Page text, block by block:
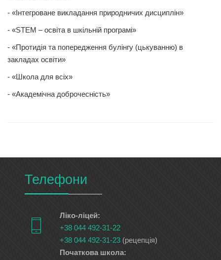
- «Інтегроване викладання природничих дисциплін»
- «STEM – освіта в шкільній програмі»
- «Протидія та попередження булінгу (цькуванню) в
закладах освіти»
- «Школа для всіх»
- «Академічна доброчесність»
Телефони
Ліко-ліцей:
+38 044 492-31-22
+38 044 492-31-23 (рецепція)
Початкова школа: